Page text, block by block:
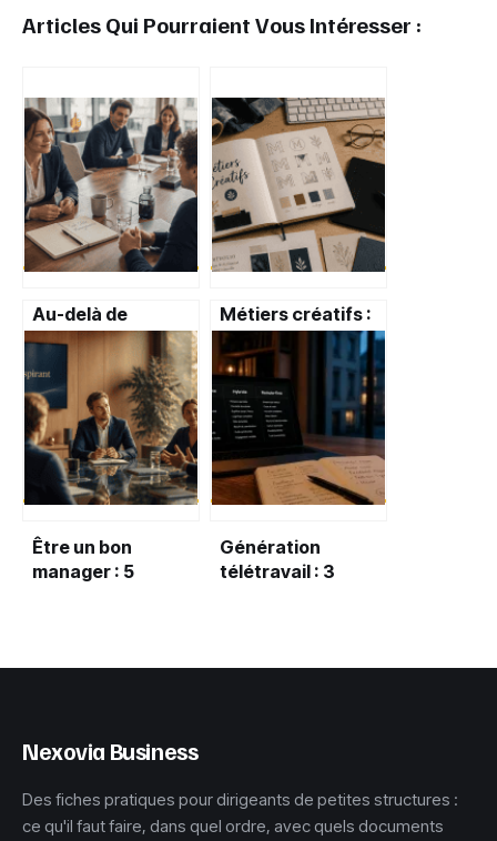
Articles Qui Pourraient Vous Intéresser :
Au-delà de
l’autorité : 4 soft
transformer la
pression en
performance
collective
Métiers créatifs :
10 secteurs
porteurs, salaires
réels et parcours
de formation
Être un bon
manager : 5
moteur de
Génération
télétravail : 3
réellement
Nexovia Business
Des fiches pratiques pour dirigeants de petites structures :
ce qu'il faut faire, dans quel ordre, avec quels documents